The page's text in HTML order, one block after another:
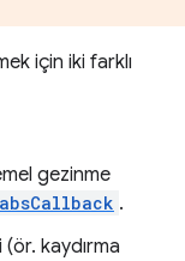
için iki farklı
gezinme
.
kaydırma